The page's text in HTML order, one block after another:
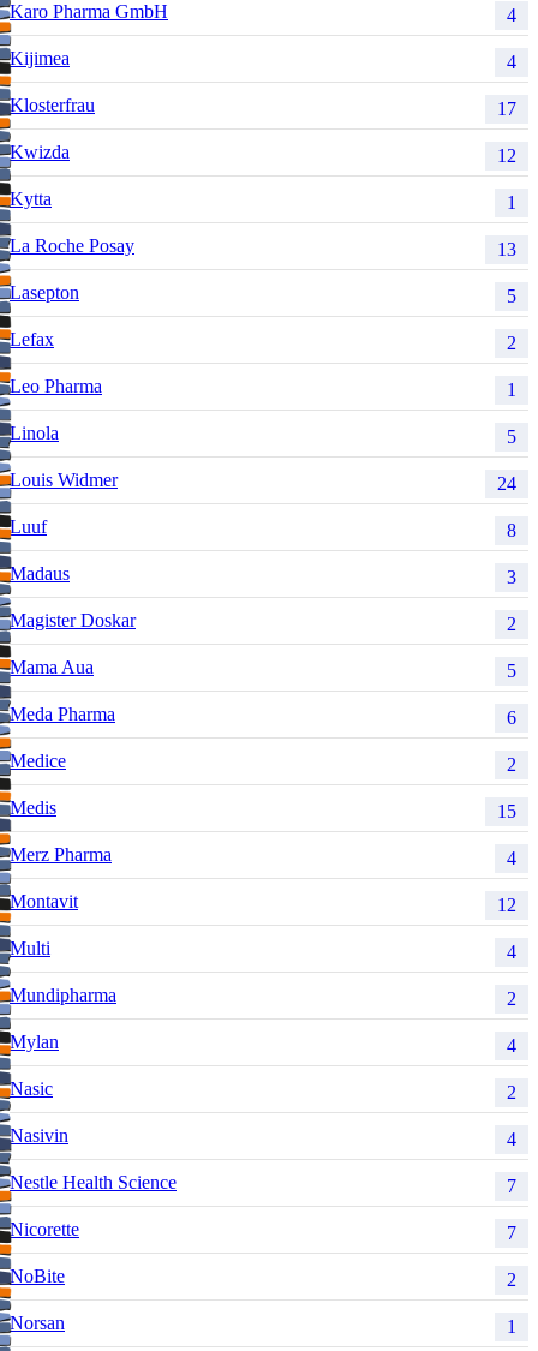
Karo Pharma GmbH 4
Kijimea 4
Klosterfrau 17
Kwizda 12
Kytta 1
La Roche Posay 13
Lasepton 5
Lefax 2
Leo Pharma 1
Linola 5
Louis Widmer 24
Luuf 8
Madaus 3
Magister Doskar 2
Mama Aua 5
Meda Pharma 6
Medice 2
Medis 15
Merz Pharma 4
Montavit 12
Multi 4
Mundipharma 2
Mylan 4
Nasic 2
Nasivin 4
Nestle Health Science 7
Nicorette 7
NoBite 2
Norsan 1